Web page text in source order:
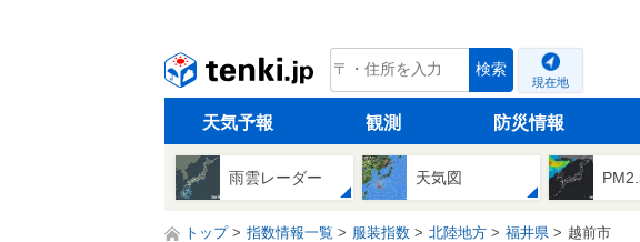
tenki.jp 検索
現在地
天気予報 観測 防災情報
雨雲レーダー 天気図
トップ 指数情報一覧 服装指数 北陸地方 福井県 越前市